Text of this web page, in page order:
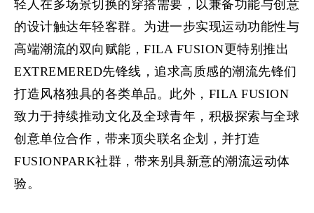
轻人在多场景切换的穿搭需要，以兼备功能与创意
的设计触达年轻客群。为进一步实现运动功能性与
高端潮流的双向赋能，FILA FUSION更特别推出
EXTREMERED先锋线，追求高质感的潮流先锋们
打造风格独具的各类单品。此外，FILA FUSION
致力于持续推动文化及全球青年，积极探索与全球
创意单位合作，带来顶尖联名企划，并打造
FUSIONPARK社群，带来别具新意的潮流运动体
验。